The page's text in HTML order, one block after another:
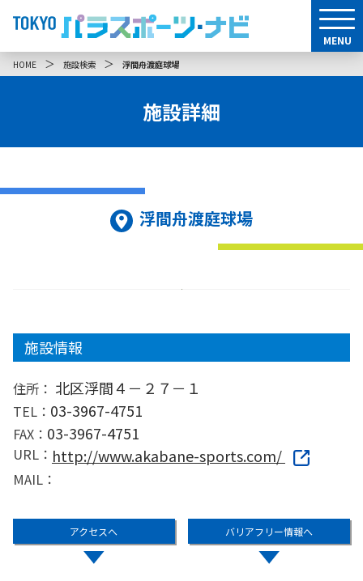
MENU
HOME ＞ 施設検索 ＞ 浮間舟渡庭球場
施設詳細
浮間舟渡庭球場
施設情報
住所： 北区浮間４－２７－１
TEL： 03-3967-4751
FAX： 03-3967-4751
URL： http://www.akabane-sports.com/
MAIL：
アクセスへ バリアフリー情報へ